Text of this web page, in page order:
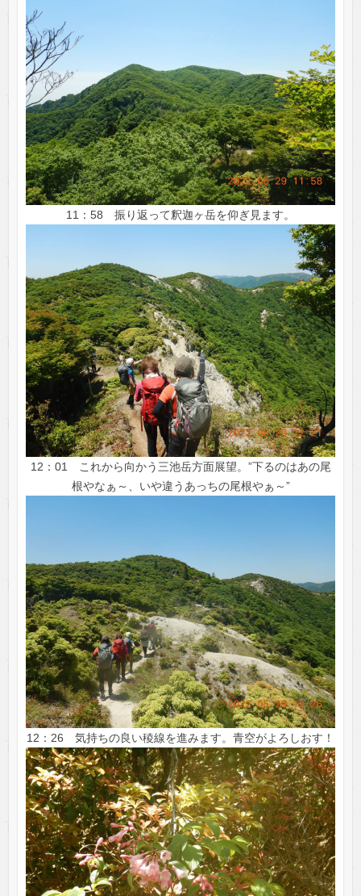
11：58 振り返って釈迦ヶ岳を仰ぎ見ます。
12：01 これから向かう三池岳方面展望。”下るのはあの尾
根やなぁ～、いや違うあっちの尾根やぁ～”
12：26 気持ちの良い稜線を進みます。青空がよろしおす！